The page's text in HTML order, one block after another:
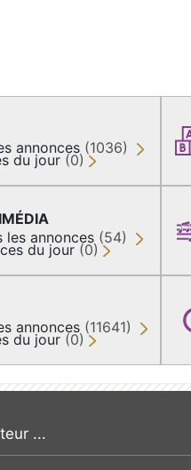
annonces (1036)
du jour (0)
les annonces (54)
du jour (0)
annonces (11641)
du jour (0)